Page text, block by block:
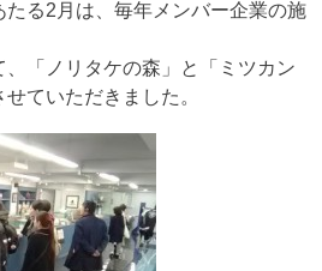
る2月は、毎年メンバー企業の施
「ノリタケの森」と「ミツカン
ていただきました。